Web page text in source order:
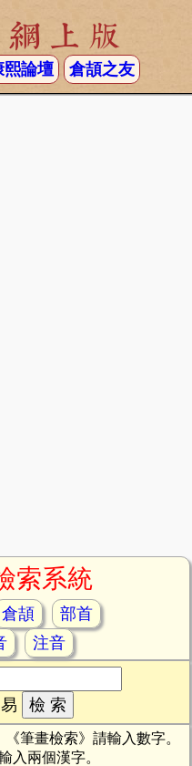
上版
熙論壇 倉頡之友
索系統
倉頡
部首
注音
筆畫檢索》請輸入數字。
入兩個漢字。